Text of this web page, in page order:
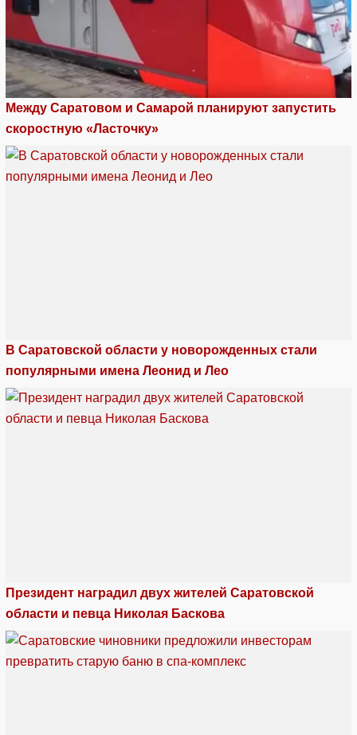
Между Саратовом и Самарой планируют запустить
скоростную «Ласточку»
В Саратовской области у новорожденных стали
популярными имена Леонид и Лео
Президент наградил двух жителей Саратовской
области и певца Николая Баскова